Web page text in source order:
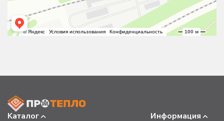
Каталог Информация